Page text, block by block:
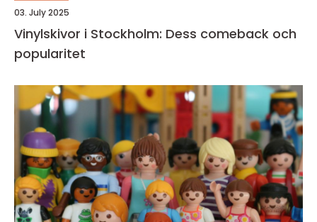
03. July 2025
Vinylskivor i Stockholm: Dess comeback och
popularitet